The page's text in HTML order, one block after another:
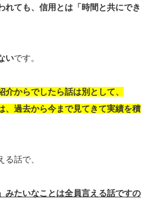
れても、信用とは「時間と共にでき
いです。
介からでしたら話は別として、
、過去から今まで見てきて実績を積
話で、
みたいなことは全員言える話ですの